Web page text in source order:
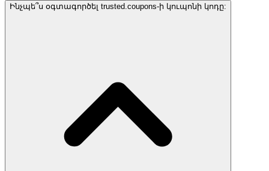
Ինչպե՞ս օգտագործել trusted.coupons-ի կուպոնի կոդը: